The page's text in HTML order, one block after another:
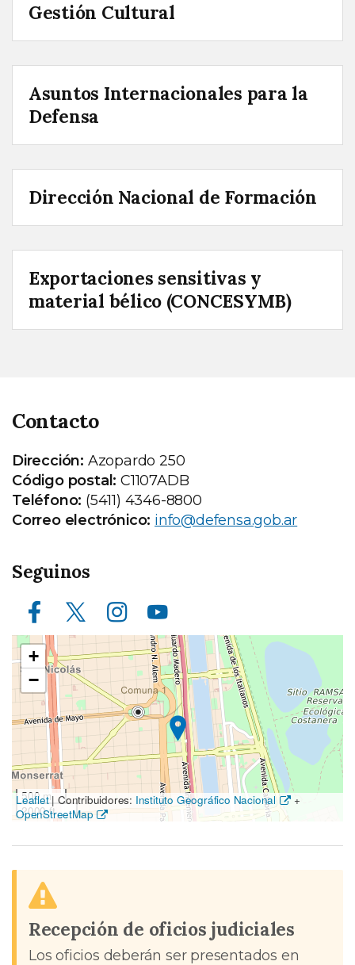
Gestión Cultural
Asuntos Internacionales para la
Defensa
Dirección Nacional de Formación
Exportaciones sensitivas y
material bélico (CONCESYMB)
Contacto
Dirección: Azopardo 250
Código postal: C1107ADB
Teléfono: (5411) 4346-8800
Correo electrónico: info@defensa.gob.ar
Seguinos
Facebook X (ex Twitter) Instagram Youtube
Ubicación
en
el
mapa
+
−
500 m
2000 ft
Leaflet |Contribuidores: Instituto Geográfico Nacional
+
OpenStreetMap
Recepción de oficios judiciales
Los oficios deberán ser presentados en